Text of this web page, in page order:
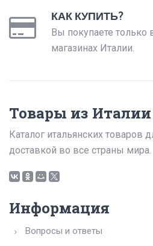
КАК КУПИТЬ?
Вы покупаете
магазинах Италии.
Товары из Италии
Каталог итальянских товаров
доставкой во все страны мира.
Информация
Вопросы и ответы